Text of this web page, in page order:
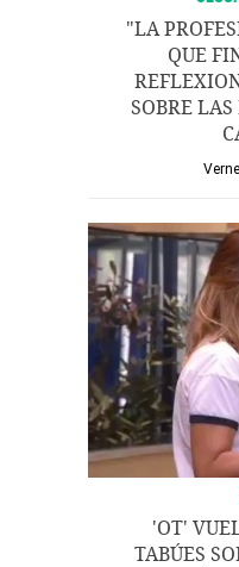
"LA
QUE
SOBRE LAS
Verne
'OT'
TABÚES